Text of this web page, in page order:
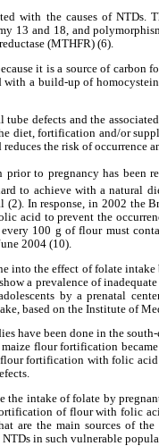
with the causes of
13 and 18, and
(MTHFR) (6).
it is a source of carbon
with a build-up of
tube defects and the
diet, fortification and/or
the risk of occurrence
to pregnancy has been
to achieve with a natural
(2). In response, in 2002 the
acid to prevent the
100 g of flour must
2004 (10).
into the effect of folate
a prevalence of
by a prenatal
based on the Institute of
have been done in the
maize flour fortification
fortification with folic
the intake of folate by
of flour with folic
are the main sources of
in such vulnerable